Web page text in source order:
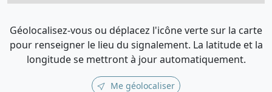
Géolocalisez-vous ou déplacez l'icône verte sur la carte
pour renseigner le lieu du signalement. La latitude et la
longitude se mettront à jour automatiquement.
Me géolocaliser